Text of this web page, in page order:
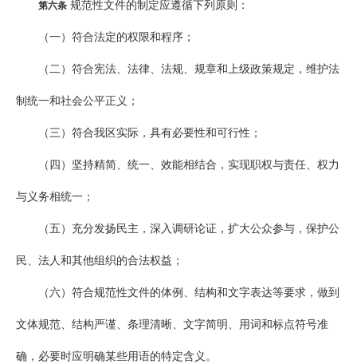
第六条 规范性文件的制定应遵循下列原则：
（一）符合法定的权限和程序；
（二）符合宪法、法律、法规、规章和上级政策规定，维护法
制统一和社会公平正义；
（三）符合我区实际，具有必要性和可行性；
（四）坚持精简、统一、效能相结合，实现职权与责任、权力
与义务相统一；
（五）充分发扬民主，深入调研论证，扩大公众参与，保护公
民、法人和其他组织的合法权益；
（六）符合规范性文件的体例、结构和文字表达等要求，做到
文体规范、结构严谨、条理清晰、文字简明、用词和标点符号准
确，必要时应明确某些用语的特定含义。